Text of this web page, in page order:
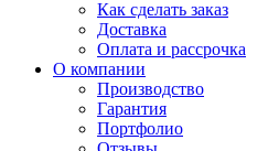
Как сделать заказ
Доставка
Оплата и рассрочка
О компании
Производство
Гарантия
Портфолио